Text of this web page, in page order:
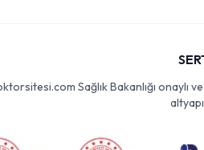
Sağlık Bakanlığı onaylı